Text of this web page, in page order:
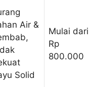
Air &
Solid
Mulai dari
Rp
800.000